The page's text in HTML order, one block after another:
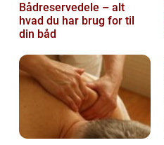
Bådreservedele – alt
hvad du har brug for til
din båd